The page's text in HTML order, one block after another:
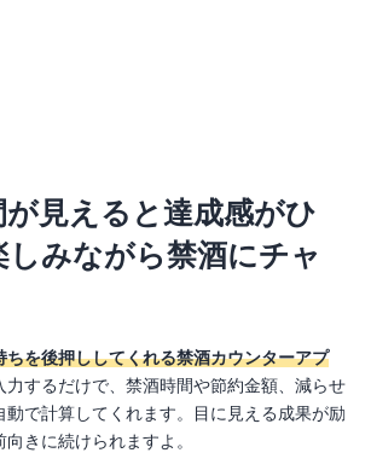
見えると達成感がひ
みながら禁酒にチャ
ちを後押ししてくれる禁酒カウンターアプ
力するだけで、禁酒時間や節約金額、減らせ
動で計算してくれます。目に見える成果が励
きに続けられますよ。